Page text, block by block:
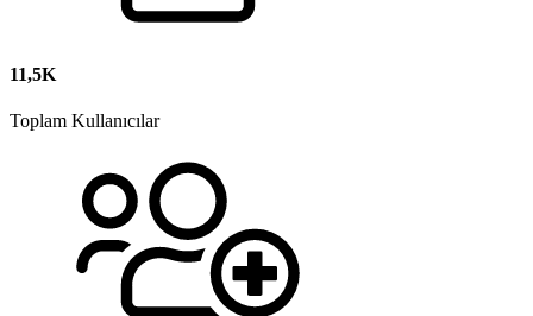
11,5K
Toplam Kullanıcılar